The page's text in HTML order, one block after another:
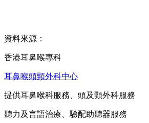
資料來源：
香港耳鼻喉專科
耳鼻喉頭頸外科中心
提供耳鼻喉科服務、頭及頸外科服務
聽力及言語治療、驗配助聽器服務